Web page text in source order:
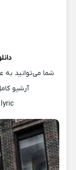
شما می‌توانید به
آرشیو